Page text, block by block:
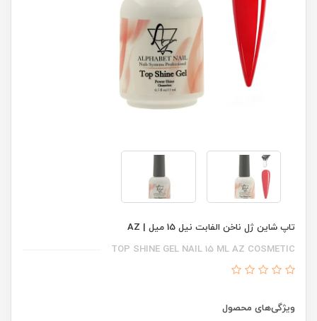
تاپ شاین ژل ناخن الفابت نیل 15 میل | AZ
TOP SHINE GEL NAIL 15 ML AZ COSMETIC
ویژگی‌های محصول